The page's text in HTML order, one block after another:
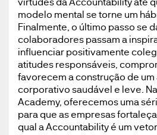
modelo mental se torne um
Finalmente, o último passo se
colaboradores passam a
influenciar positivamente
atitudes responsáveis,
favorecem a construção de
corporativo saudável e leve.
Academy, oferecemos uma
para que as empresas
qual a Accountability é um